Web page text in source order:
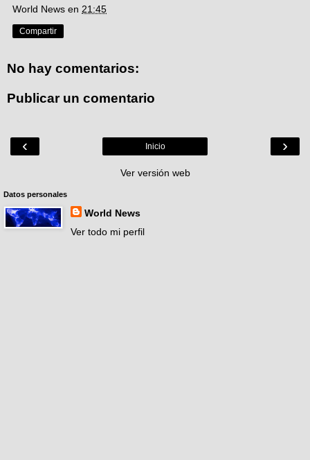
World News en 21:45
Compartir
No hay comentarios:
Publicar un comentario
‹ ›
Inicio
Ver versión web
Datos personales
World News
Ver todo mi perfil